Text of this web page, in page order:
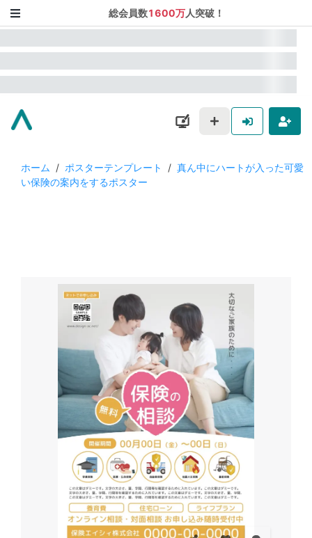
総会員数1600万人突破！
ホーム / ポスターテンプレート / 真ん中にハートが入った可愛
い保険の案内をするポスター